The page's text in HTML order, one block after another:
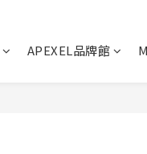
APEXEL品牌館